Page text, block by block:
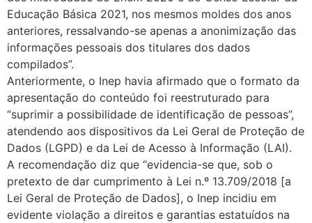
Educação Básica 2021, nos mesmos moldes dos anos
anteriores, ressalvando-se apenas a anonimização das
informações pessoais dos titulares dos dados
compilados”.
Anteriormente, o Inep havia afirmado que o formato da
apresentação do conteúdo foi reestruturado para
“suprimir a possibilidade de identificação de pessoas”,
atendendo aos dispositivos da Lei Geral de Proteção de
Dados (LGPD) e da Lei de Acesso à Informação (LAI).
A recomendação diz que “evidencia-se que, sob o
pretexto de dar cumprimento à Lei n.º 13.709/2018 [a
Lei Geral de Proteção de Dados], o Inep incidiu em
evidente violação a direitos e garantias estatuídos na